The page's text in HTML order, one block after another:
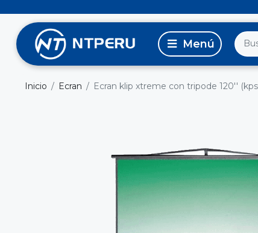
Inicio Ecran Ecran klip xtreme con tripode 120''